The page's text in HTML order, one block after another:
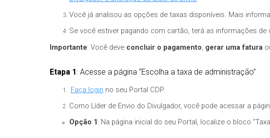
Você já analisou as opções de taxas disponíveis. Mais
Se você estiver pagando com cartão, terá as informações de
Importante: Você deve concluir o pagamento gerar uma fatura
Etapa 1: Acesse a página “Escolha a taxa de administração”
Faça login no seu Portal CDP.
Como Líder de Envio do Divulgador, você pode acessar a
Opção 1: Na página inicial do seu Portal, localize o bloco